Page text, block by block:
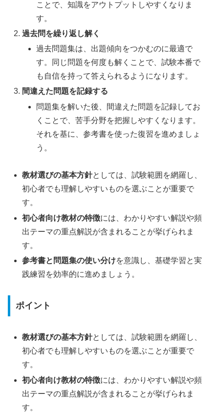
ことで、知識をアウトプットしやすくなりま
す。
過去問を繰り返し解く
過去問題集は、出題傾向をつかむのに最適で
す。同じ問題を何度も解くことで、試験本番で
も自信を持って答えられるようになります。
間違えた問題を記録する
問題集を解いた後、間違えた問題を記録してお
くことで、苦手分野を把握しやすくなります。
それを基に、参考書を使った復習を進めましょ
う。
教材選びの基本方針としては、試験範囲を網羅し、
初心者でも理解しやすいものを選ぶことが重要で
す。
初心者向け教材の特徴には、わかりやすい解説や頻
出テーマの重点解説が含まれることが挙げられま
す。
参考書と問題集の使い分けを意識し、基礎学習と実
践練習を効率的に進めましょう。
ポイント
教材選びの基本方針としては、試験範囲を網羅し、
初心者でも理解しやすいものを選ぶことが重要で
す。
初心者向け教材の特徴には、わかりやすい解説や頻
出テーマの重点解説が含まれることが挙げられま
す。